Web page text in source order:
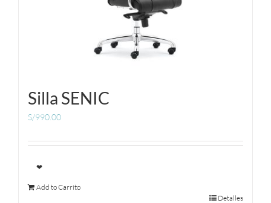
Silla SENIC
S/990.00
❤
Add to Carrito
Detalles